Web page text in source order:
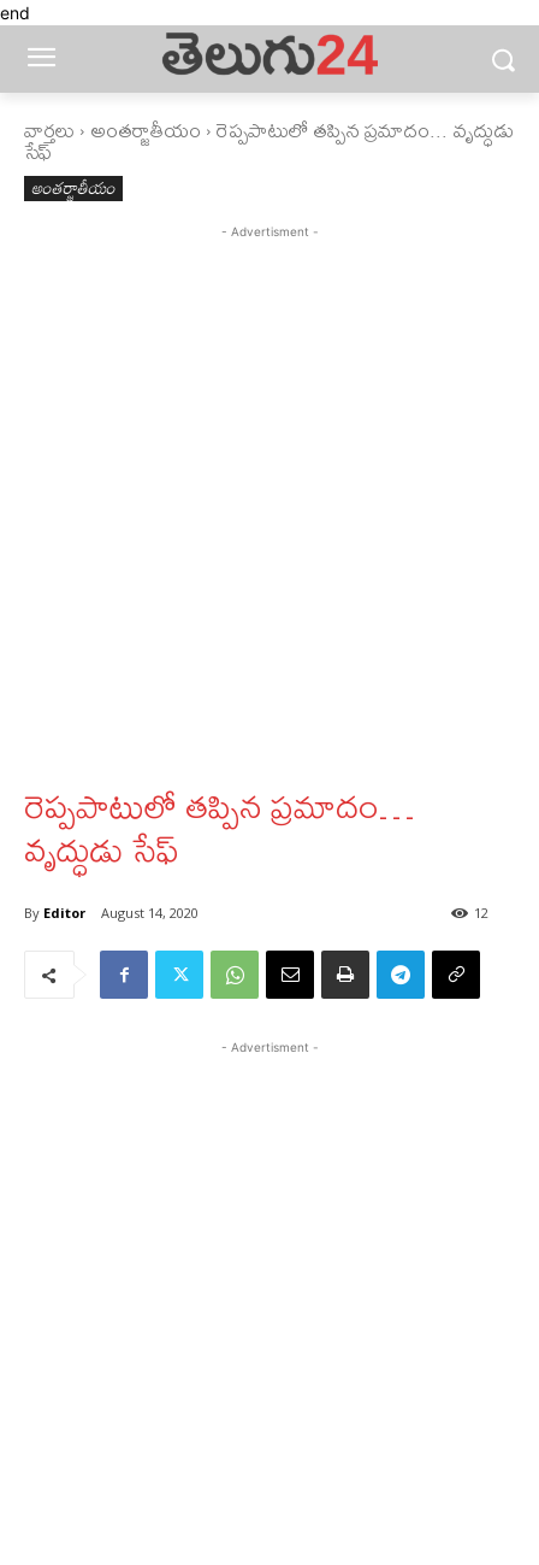
end
వార్తలు అంతర్జాతీయం రెప్పపాటులో తప్పిన ప్రమాదం... వృద్ధుడు
సేఫ్‌
అంతర్జాతీయం
- Advertisment -
రెప్పపాటులో తప్పిన ప్రమాదం…
వృద్ధుడు సేఫ్‌
By Editor August 14, 2020 12
- Advertisment -